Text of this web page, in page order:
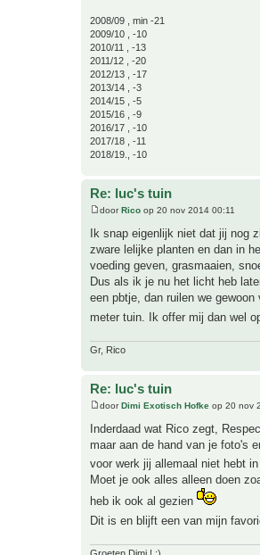
2008/09 , min -21
2009/10 , -10
2010/11 , -13
2011/12 , -20
2012/13 , -17
2013/14 , -3
2014/15 , -5
2015/16 , -9
2016/17 , -10
2017/18 , -11
2018/19., -10
Re: luc's tuin
doorRico op 20 nov 2014 00:11
Ik snap eigenlijk niet dat jij nog
zware lelijke planten en dan in
voeding geven, grasmaaien,
Dus als ik je nu het licht heb
een pbtje, dan ruilen we
meter tuin. Ik offer mij dan wel
Gr, Rico
Re: luc's tuin
doorDimi Exotisch Hofke op 20 nov
Inderdaad wat Rico zegt,
maar aan de hand van je foto's
voor werk jij allemaal niet hebt
Moet je ook alles alleen doen
heb ik ook al gezien
Dit is en blijft een van mijn